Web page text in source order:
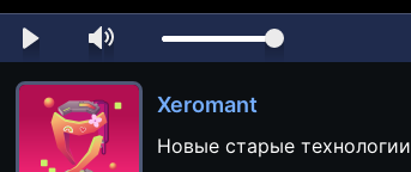
Xeromant
Новые старые технологии